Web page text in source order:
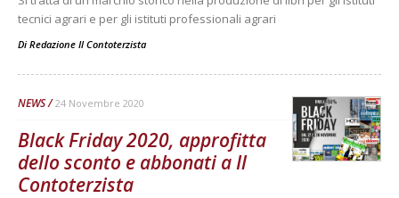
tecnici agrari e per gli istituti professionali agrari
Di Redazione Il Contoterzista
NEWS 24 Novembre 2020
Black Friday 2020, approfitta
dello sconto e abbonati a Il
Contoterzista